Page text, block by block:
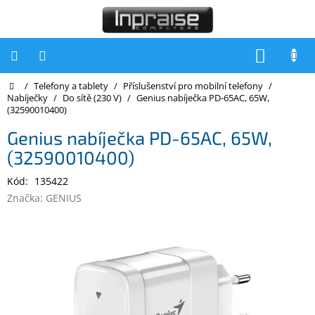
Počítače
Počítače
Notebooky
Tiskárny
Domů
/ Telefony a tablety / Příslušenství pro mobilní telefony /
Nabíječky / Do sítě (230 V) / Genius nabíječka PD-65AC, 65W,
(32590010400)
Genius nabíječka PD-65AC, 65W,
(32590010400)
Kód: 135422
Značka: GENIUS